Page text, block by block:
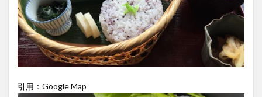
引用：Google Map